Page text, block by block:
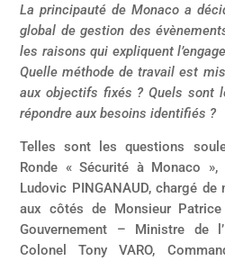
La principauté de Monaco a
global de gestion des
les raisons qui expliquent
Quelle méthode de travail est
aux objectifs fixés ? Quels sont
répondre aux besoins identifiés ?
Telles sont les questions
Ronde « Sécurité à Monaco
Ludovic PINGANAUD, chargé
aux côtés de Monsieur Patrice
Gouvernement – Ministre de
Colonel Tony VARO,